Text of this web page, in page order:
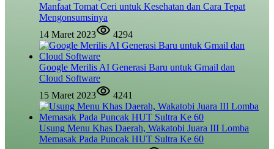
Manfaat Tomat Ceri untuk Kesehatan dan Cara Tepat
Mengonsumsinya
14 Maret 2023
4294
Google Merilis AI Generasi Baru untuk Gmail dan
Cloud Software
15 Maret 2023
4241
Usung Menu Khas Daerah, Wakatobi Juara III Lomba
Memasak Pada Puncak HUT Sultra Ke 60